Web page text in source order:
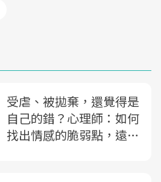
受虐、被拋棄，還覺得是
自己的錯？心理師：如何
找出情感的脆弱點，遠離